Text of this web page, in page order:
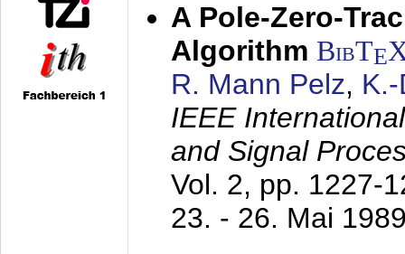
A Pole-Zero-
Algorithm BibTE
R. Mann Pelz,
IEEE
and Signal
Vol. 2, pp. 1227-
23. - 26. Mai